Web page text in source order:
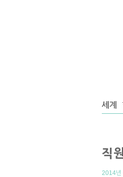
세계
직
2014